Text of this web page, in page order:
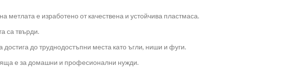
метлата е изработено от качествена и устойчива пластмаса.
са твърди.
достига до труднодостъпни места като ъгли, ниши и фуги.
е за домашни и професионални нужди.